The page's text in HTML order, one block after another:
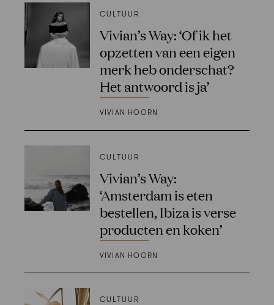
CULTUUR
Vivian’s Way: ‘Of ik het
opzetten van een eigen
merk heb onderschat?
Het antwoord is ja’
VIVIAN HOORN
CULTUUR
Vivian’s Way:
‘Amsterdam is eten
bestellen, Ibiza is verse
producten en koken’
VIVIAN HOORN
CULTUUR